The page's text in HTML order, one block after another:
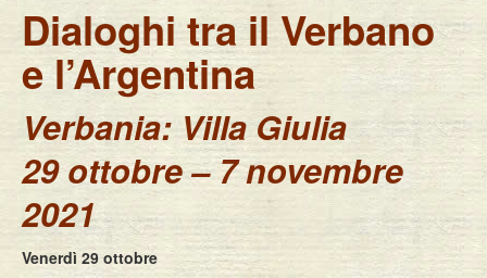
Dialoghi tra il Verbano
e l’Argentina
Verbania: Villa Giulia
29 ottobre – 7 novembre
2021
Venerdì 29 ottobre